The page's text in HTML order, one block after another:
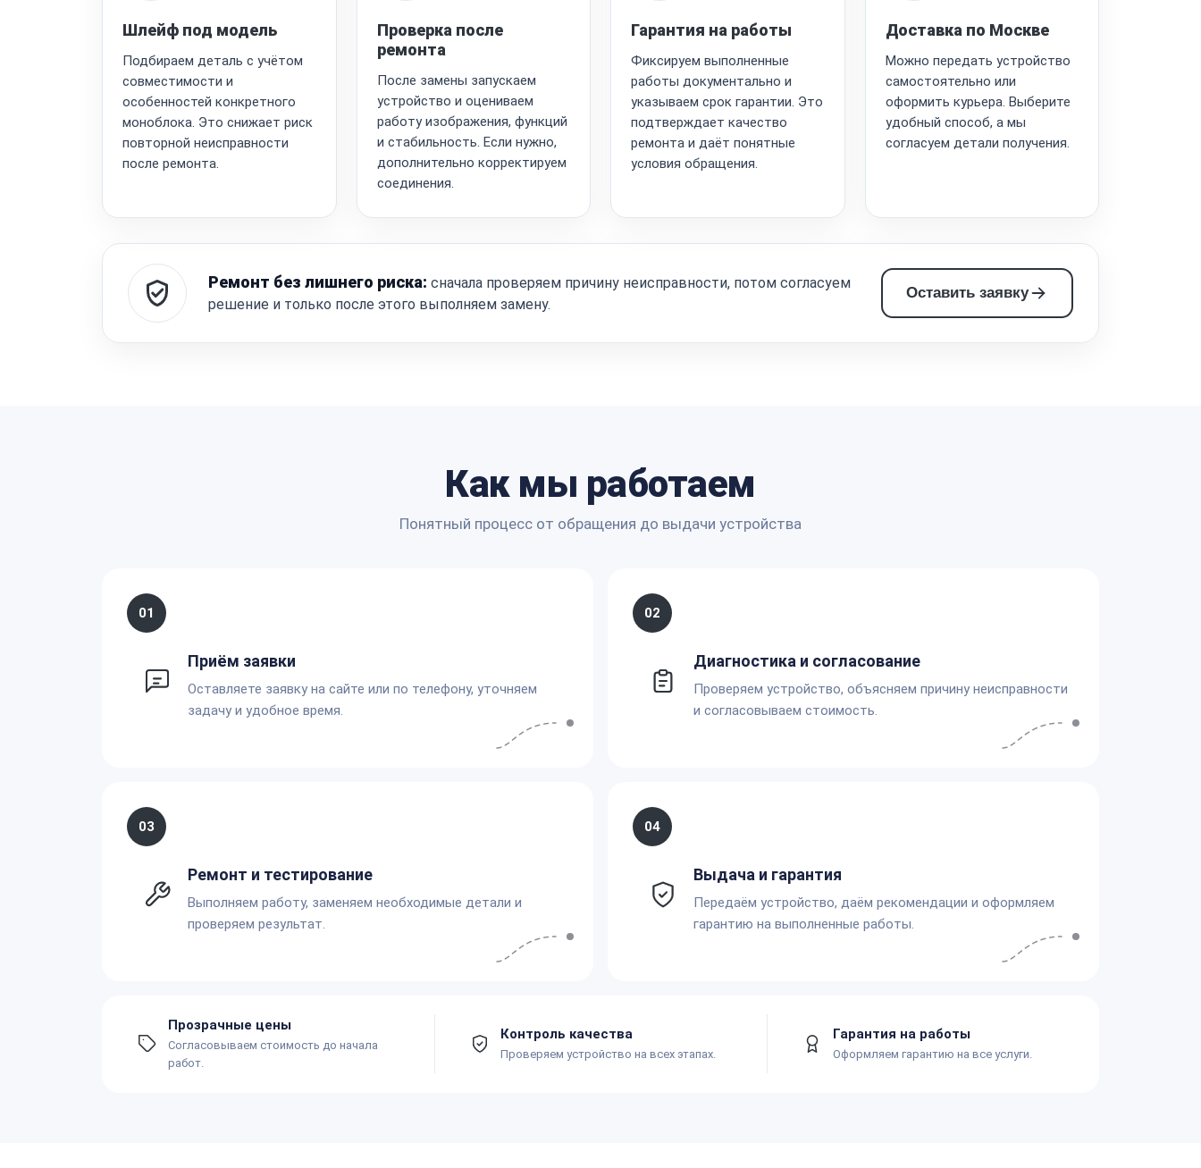
Шлейф под модель
Подбираем деталь с учётом
совместимости и
особенностей конкретного
моноблока. Это снижает риск
повторной неисправности
после ремонта.
Проверка после
ремонта
После замены запускаем
устройство и оцениваем
работу изображения, функций
и стабильность. Если нужно,
дополнительно корректируем
соединения.
Гарантия на работы
Фиксируем выполненные
работы документально и
указываем срок гарантии. Это
подтверждает качество
ремонта и даёт понятные
условия обращения.
Доставка по Москве
Можно передать устройство
самостоятельно или
оформить курьера. Выберите
удобный способ, а мы
согласуем детали получения.
Ремонт без лишнего риска: сначала проверяем причину неисправности, потом согласуем
решение и только после этого выполняем замену.
Оставить заявку
Как мы работаем
Понятный процесс от обращения до выдачи устройства
01
Приём заявки
Оставляете заявку на сайте или по телефону, уточняем
задачу и удобное время.
02
Диагностика и согласование
Проверяем устройство, объясняем причину неисправности
и согласовываем стоимость.
03
Ремонт и тестирование
Выполняем работу, заменяем необходимые детали и
проверяем результат.
04
Выдача и гарантия
Передаём устройство, даём рекомендации и оформляем
гарантию на выполненные работы.
Прозрачные цены
Согласовываем стоимость до начала
работ.
Контроль качества
Проверяем устройство на всех этапах.
Гарантия на работы
Оформляем гарантию на все услуги.